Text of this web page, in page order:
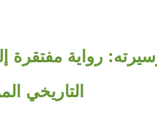
رواية مفتقرة
التاريخي